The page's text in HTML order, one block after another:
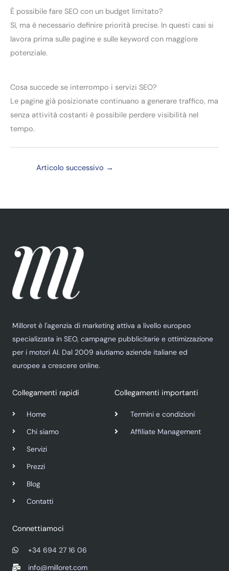
È possibile fare SEO con un budget limitato?
Sì, ma è necessario definire priorità precise. In questi casi si
lavora prima sulle pagine e sulle keyword con maggiore
potenziale.
Cosa succede se interrompo i servizi SEO?
Le pagine già posizionate continuano a generare traffico, ma
senza attività costanti è possibile perdere visibilità nel
tempo.
Articolo successivo →
Milloret è l'agenzia di marketing attiva a livello europeo
specializzata in SEO, campagne pubblicitarie e ottimizzazione
per i motori AI. Dal 2009 aiutiamo aziende italiane ed
europee a crescere online.
Collegamenti rapidi
Home
Chi siamo
Servizi
Prezzi
Blog
Contatti
Collegamenti importanti
Termini e condizioni
Affiliate Management
Connettiamoci
+34 694 27 16 06
info@milloret.com